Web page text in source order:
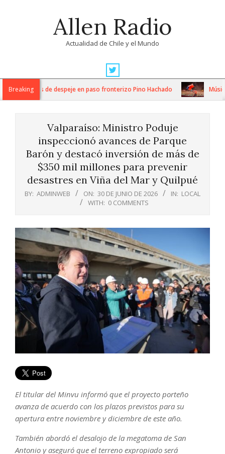
Allen Radio
Actualidad de Chile y el Mundo
Navigation
MenuBreaking
trabajos de despeje en paso fronterizo Pino Hachado Música:
Valparaíso: Ministro Poduje
inspeccionó avances de Parque
Barón y destacó inversión de más de
$350 mil millones para prevenir
desastres en Viña del Mar y Quilpué
BY: ADMINWEB ON: 30 DE JUNIO DE 2026 IN: LOCAL
WITH: 0 COMMENTS
El titular del Minvu informó que el proyecto porteño
avanza de acuerdo con los plazos previstos para su
apertura entre noviembre y diciembre de este año.
También abordó el desalojo de la megatoma de San
Antonio y aseguró que el terreno expropiado será